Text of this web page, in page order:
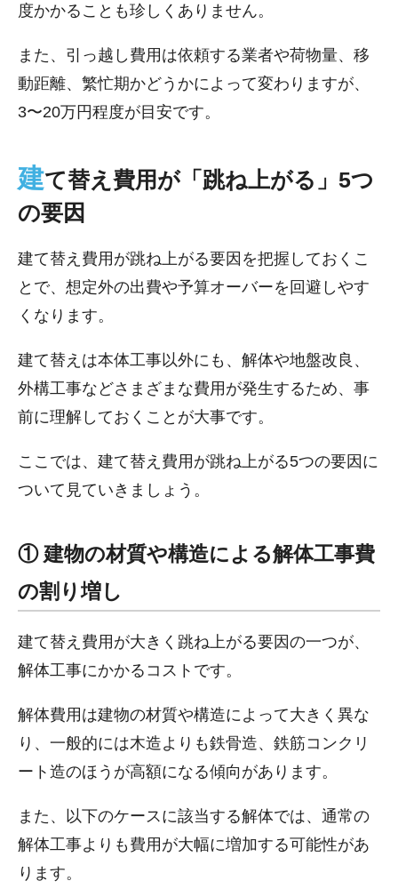
度かかることも珍しくありません。
また、引っ越し費用は依頼する業者や荷物量、移
動距離、繁忙期かどうかによって変わりますが、
3〜20万円程度が目安です。
建て替え費用が「跳ね上がる」5つ
の要因
建て替え費用が跳ね上がる要因を把握しておくこ
とで、想定外の出費や予算オーバーを回避しやす
くなります。
建て替えは本体工事以外にも、解体や地盤改良、
外構工事などさまざまな費用が発生するため、事
前に理解しておくことが大事です。
ここでは、建て替え費用が跳ね上がる5つの要因に
ついて見ていきましょう。
① 建物の材質や構造による解体工事費
の割り増し
建て替え費用が大きく跳ね上がる要因の一つが、
解体工事にかかるコストです。
解体費用は建物の材質や構造によって大きく異な
り、一般的には木造よりも鉄骨造、鉄筋コンクリ
ート造のほうが高額になる傾向があります。
また、以下のケースに該当する解体では、通常の
解体工事よりも費用が大幅に増加する可能性があ
ります。